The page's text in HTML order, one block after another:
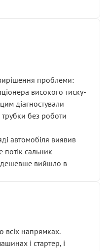
проблеми:
високого тиску-
діагностували
без роботи
автомобіля виявив
потік сальник
дешевше вийшло в
всіх напрямках.
і стартер, і